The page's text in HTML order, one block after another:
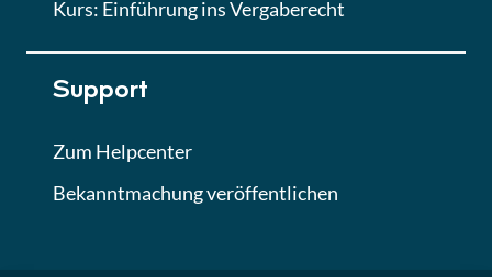
Kurs: Einführung ins Vergaberecht
Support
Zum Helpcenter
Bekanntmachung veröffentlichen